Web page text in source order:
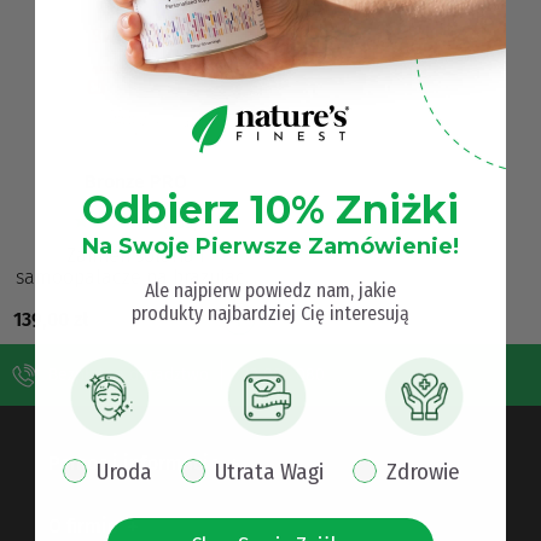
(733)
Zamień solaria i
samoopalacze na brązującą
formułę, która działa od
wewnątrz Suplement diety
dla normalnej skóry⁴ z uni…
139,00
Bezpłatne doradztwo 732 084 080
Pomoc i informacje
O firmie
Odbierz 10% Zniżki
Na Swoje Pierwsze Zamówienie!
​Ale najpierw powiedz nam, jakie
produkty najbardziej Cię interesują
pop up interest
Uroda Utrata Wagi Zdrowie